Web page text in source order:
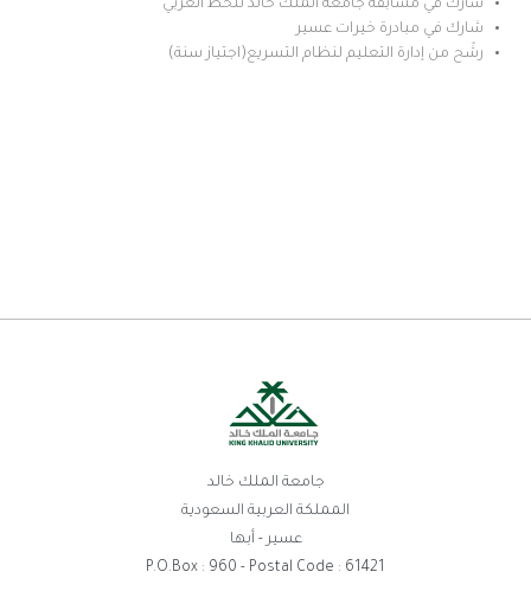
شارك في مسابقة جامعة الملك خالد للخط العربي
شارك في مبادرة خيرات عسير
رشّح من إدارة التعليم لنظام التسريع(اجتياز سنة)
جامعة الملك خالد
المملكة العربية السعودية
عسير - أبها
P.O.Box : 960 - Postal Code : 61421